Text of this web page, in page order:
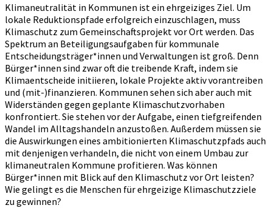
Klimaneutralität in Kommunen ist ein ehrgeiziges Ziel. Um
lokale Reduktionspfade erfolgreich einzuschlagen, muss
Klimaschutz zum Gemeinschaftsprojekt vor Ort werden. Das
Spektrum an Beteiligungsaufgaben für kommunale
Entscheidungsträger*innen und Verwaltungen ist groß. Denn
Bürger*innen sind zwar oft die treibende Kraft, indem sie
Klimaentscheide initiieren, lokale Projekte aktiv vorantreiben
und (mit-)finanzieren. Kommunen sehen sich aber auch mit
Widerständen gegen geplante Klimaschutzvorhaben
konfrontiert. Sie stehen vor der Aufgabe, einen tiefgreifenden
Wandel im Alltagshandeln anzustoßen. Außerdem müssen sie
die Auswirkungen eines ambitionierten Klimaschutzpfads auch
mit denjenigen verhandeln, die nicht von einem Umbau zur
klimaneutralen Kommune profitieren. Was können
Bürger*innen mit Blick auf den Klimaschutz vor Ort leisten?
Wie gelingt es die Menschen für ehrgeizige Klimaschutzziele
zu gewinnen?